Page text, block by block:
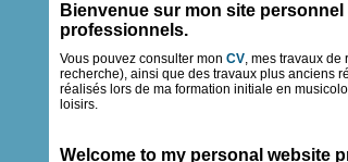
Bienvenue sur mon site
professionnels.
Vous pouvez consulter mon CV, mes travaux
recherche), ainsi que des travaux plus anciens
réalisés lors de ma formation initiale en
loisirs.
Welcome to my personal website